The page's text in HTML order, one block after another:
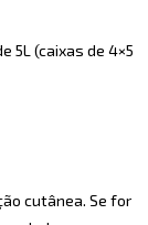
5L (caixas de 4×5
cutânea. Se for